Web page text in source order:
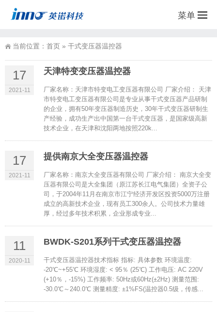
菜单
当前位置： 首页 » 干式变压器温控器
17
2021-11
天津特变变压器温控器
厂家名称：天津市特变电工变压器有限公司 厂家介绍： 天津
市特变电工变压器有限公司是专业从事干式变压器产品研制
的企业，拥有50年变压器制造历史，30年干式变压器研制生
产经验，成功生产出中国第一台干式变压器，是国家级高新
技术企业，在天津和沈阳两地按照220k...
17
2021-11
提供南京大全变压器温控器
厂家名称：南京大全变压器有限公司 厂家介绍： 南京大全变
压器有限公司是大全集团（原江苏长江电气集团）全资子公
司，于2004年11月在南京市江宁经济开发区投资5000万注册
成立的高新技术企业，现有员工300余人。公司技术力量雄
厚，经过多年技术积累，企业形成专业...
11
2020-11
BWDK-S201系列干式变压器温控器
干式变压器温控器技术指标 指标: 具体参数 环境温度:
-20℃~+55℃ 环境湿度: < 95％ (25℃) 工作电压: AC 220V
(+10％，-15%) 工作频率: 50Hz或60Hz(±2Hz) 测量范围:
-30.0℃～240.0℃ 测量精度: ±1%FS(温控器0.5级，传感...